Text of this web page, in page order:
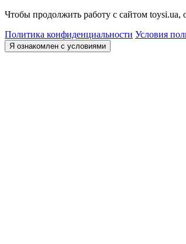
Чтобы продолжить работу с сайтом toysi.ua,
Политика конфиденциальности Условия
Я ознакомлен с условиями